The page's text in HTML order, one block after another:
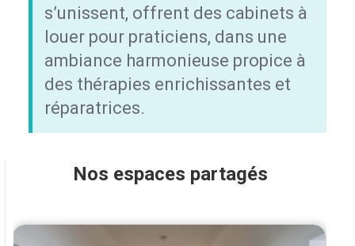
s’unissent, offrent des cabinets à
louer pour praticiens, dans une
ambiance harmonieuse propice à
des thérapies enrichissantes et
réparatrices.
Nos espaces partagés